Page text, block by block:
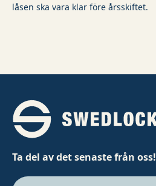
låsen ska vara klar före årsskiftet.
Ta del av det senaste från oss!